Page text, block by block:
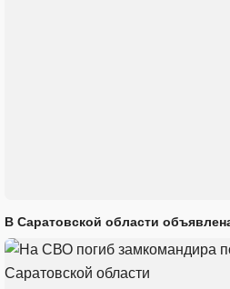
В Саратовской области